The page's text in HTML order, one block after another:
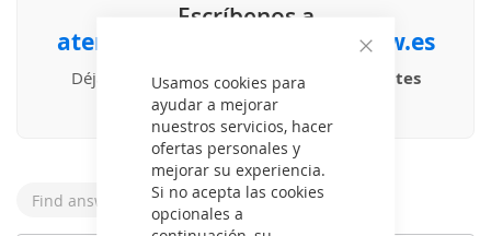
Cerrar
Usamos cookies para
ayudar a mejorar
nuestros servicios, hacer
ofertas personales y
mejorar su experiencia.
Si no acepta las cookies
opcionales a
Escríbenos a
atencionalcliente@electronow.es
Déjanos tu duda y te responderemos
lo antes
posible.